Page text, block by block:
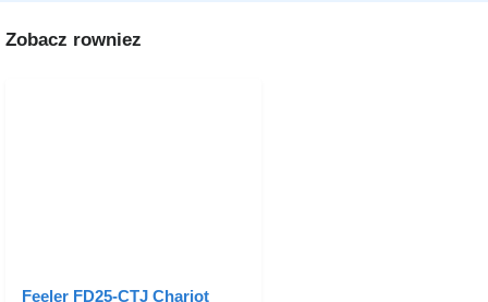
Zobacz rowniez
Feeler FD25-CTJ Chariot